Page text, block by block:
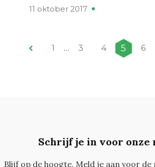
11 oktober 2017
1 … 3 4 5 6
Schrijf je in voor onze
Blijf op de hoogte. Meld je aan voor